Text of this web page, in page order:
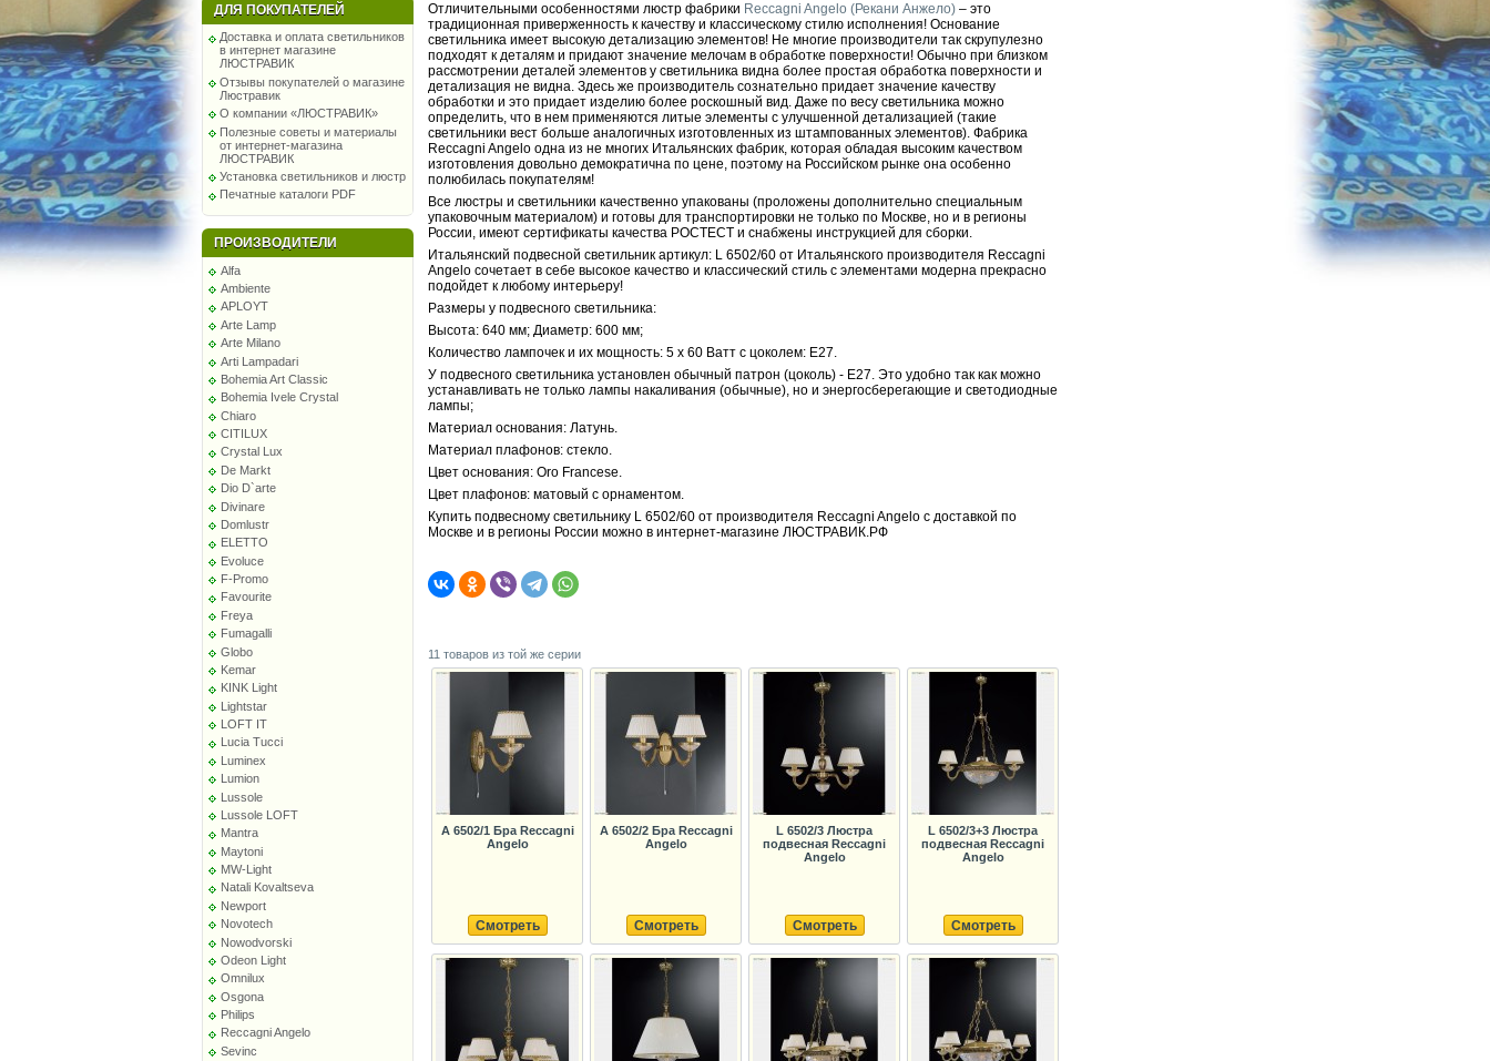
ДЛЯ ПОКУПАТЕЛЕЙ
Доставка и оплата светильников
в интернет магазине
ЛЮСТРАВИК
Отзывы покупателей о магазине
Люстравик
О компании «ЛЮСТРАВИК»
Полезные советы и материалы
от интернет-магазина
ЛЮСТРАВИК
Установка светильников и люстр
Печатные каталоги PDF
ПРОИЗВОДИТЕЛИ
Alfa
Ambiente
APLOYT
Arte Lamp
Arte Milano
Arti Lampadari
Bohemia Art Classic
Bohemia Ivele Crystal
Chiaro
CITILUX
Crystal Lux
De Markt
Dio D`arte
Divinare
Domlustr
ELETTO
Evoluce
F-Promo
Favourite
Freya
Fumagalli
Globo
Kemar
KINK Light
Lightstar
LOFT IT
Lucia Tucci
Luminex
Lumion
Lussole
Lussole LOFT
Mantra
Maytoni
MW-Light
Natali Kovaltseva
Newport
Novotech
Nowodvorski
Odeon Light
Omnilux
Osgona
Philips
Reccagni Angelo
Sevinc
Отличительными особенностями люстр фабрики Reccagni Angelo (Рекани Анжело) – это
традиционная приверженность к качеству и классическому стилю исполнения! Основание
светильника имеет высокую детализацию элементов! Не многие производители так скрупулезно
подходят к деталям и придают значение мелочам в обработке поверхности! Обычно при близком
рассмотрении деталей элементов у светильника видна более простая обработка поверхности и
детализация не видна. Здесь же производитель сознательно придает значение качеству
обработки и это придает изделию более роскошный вид. Даже по весу светильника можно
определить, что в нем применяются литые элементы с улучшенной детализацией (такие
светильники вест больше аналогичных изготовленных из штампованных элементов). Фабрика
Reccagni Angelo одна из не многих Итальянских фабрик, которая обладая высоким качеством
изготовления довольно демократична по цене, поэтому на Российском рынке она особенно
полюбилась покупателям!
Все люстры и светильники качественно упакованы (проложены дополнительно специальным
упаковочным материалом) и готовы для транспортировки не только по Москве, но и в регионы
России, имеют сертификаты качества РОСТЕСТ и снабжены инструкцией для сборки.
Итальянский подвесной светильник артикул: L 6502/60 от Итальянского производителя Reccagni
Angelo сочетает в себе высокое качество и классический стиль с элементами модерна прекрасно
подойдет к любому интерьеру!
Размеры у подвесного светильника:
Высота: 640 мм; Диаметр: 600 мм;
Количество лампочек и их мощность: 5 x 60 Ватт с цоколем: E27.
У подвесного светильника установлен обычный патрон (цоколь) - E27. Это удобно так как можно
устанавливать не только лампы накаливания (обычные), но и энергосберегающие и светодиодные
лампы;
Материал основания: Латунь.
Материал плафонов: стекло.
Цвет основания: Oro Francese.
Цвет плафонов: матовый с орнаментом.
Купить подвесному светильнику L 6502/60 от производителя Reccagni Angelo с доставкой по
Москве и в регионы России можно в интернет-магазине ЛЮСТРАВИК.РФ
11 товаров из той же серии
A 6502/1 Бра Reccagni
Angelo
Смотреть
A 6502/2 Бра Reccagni
Angelo
Смотреть
L 6502/3 Люстра
подвесная Reccagni
Angelo
Смотреть
L 6502/3+3 Люстра
подвесная Reccagni
Angelo
Смотреть